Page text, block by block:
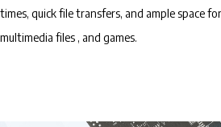
times, quick file transfers, and ample space
multimedia files , and games.